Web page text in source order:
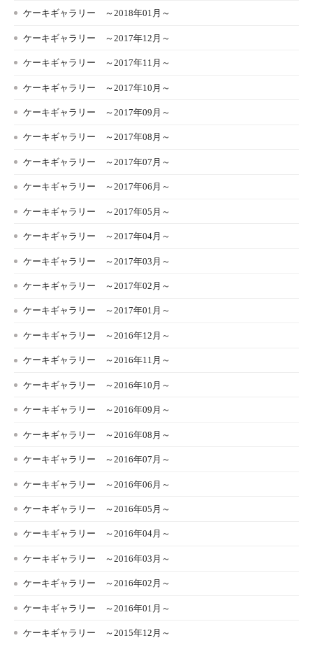
ケーキギャラリー ～2018年01月～
ケーキギャラリー ～2017年12月～
ケーキギャラリー ～2017年11月～
ケーキギャラリー ～2017年10月～
ケーキギャラリー ～2017年09月～
ケーキギャラリー ～2017年08月～
ケーキギャラリー ～2017年07月～
ケーキギャラリー ～2017年06月～
ケーキギャラリー ～2017年05月～
ケーキギャラリー ～2017年04月～
ケーキギャラリー ～2017年03月～
ケーキギャラリー ～2017年02月～
ケーキギャラリー ～2017年01月～
ケーキギャラリー ～2016年12月～
ケーキギャラリー ～2016年11月～
ケーキギャラリー ～2016年10月～
ケーキギャラリー ～2016年09月～
ケーキギャラリー ～2016年08月～
ケーキギャラリー ～2016年07月～
ケーキギャラリー ～2016年06月～
ケーキギャラリー ～2016年05月～
ケーキギャラリー ～2016年04月～
ケーキギャラリー ～2016年03月～
ケーキギャラリー ～2016年02月～
ケーキギャラリー ～2016年01月～
ケーキギャラリー ～2015年12月～